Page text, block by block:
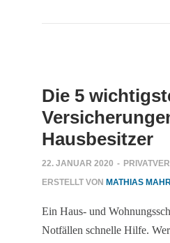
Die 5
Hausbesitzer
22. JANUAR 2020 -
ERSTELLT VON MATHIAS
Ein Haus- und
Notfällen schnelle Hilfe.